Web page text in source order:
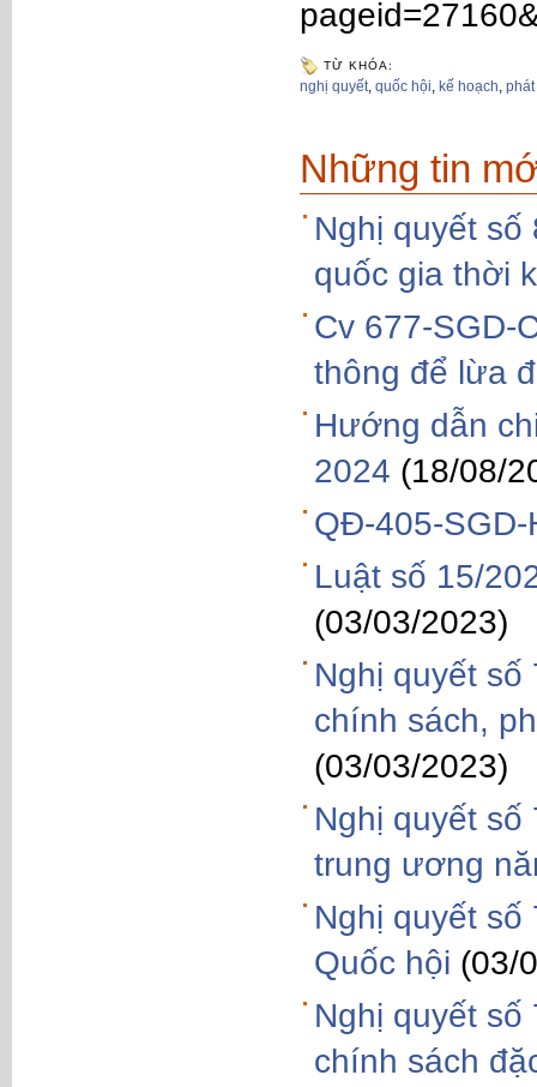
TỪ KHÓA:
nghị quyết, quốc hội, kế hoạch,
Những tin
Nghị quyết số
quốc gia thời
Cv 677-SGD-
thông để lừa
Hướng dẫn
2024 (18/08/
QĐ-405-
Luật số 15/
(03/03/2023)
Nghị quyết
chính sách,
(03/03/2023)
Nghị quyết số
trung ương
Nghị quyết số
Quốc hội (03/
Nghị quyết
chính sách